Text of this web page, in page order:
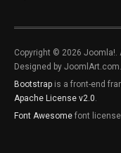
Copyright © 2026 Joomla!.
Designed by JoomlArt.com.
Bootstrap is a front-end
Apache License v2.0
Font Awesome font